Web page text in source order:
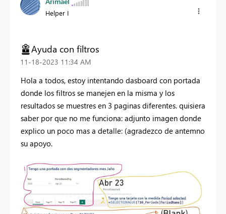
Helper I
Ayuda con filtros
‎11-18-2023 11:34 AM
Hola a todos, estoy intentando dasboard con portada
donde los filtros se manejen en la misma y los
resultados se muestres en 3 paginas diferentes. quisiera
saber por que no me funciona: adjunto imagen donde
explico un poco mas a detalle: (agradezco de antemno
su apoyo.